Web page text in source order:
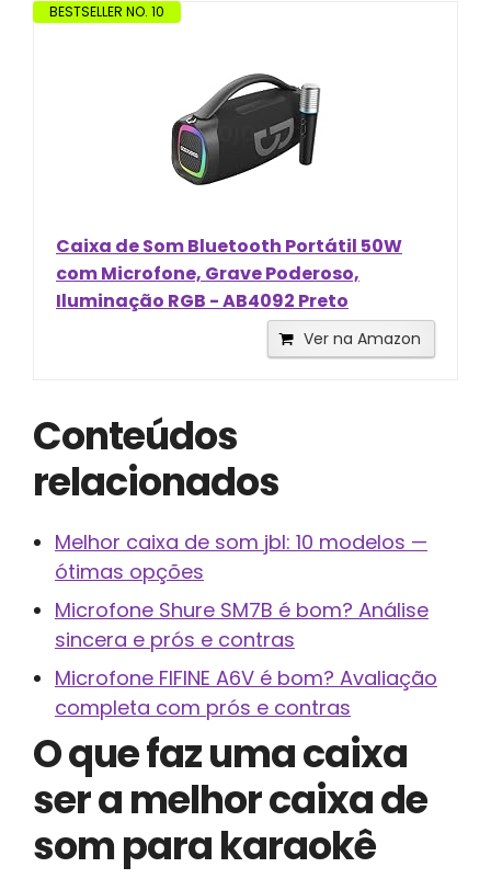
BESTSELLER NO. 10
Caixa de Som Bluetooth Portátil 50W
com Microfone, Grave Poderoso,
Iluminação RGB - AB4092 Preto
Ver na Amazon
Conteúdos
relacionados
Melhor caixa de som jbl: 10 modelos —
ótimas opções
Microfone Shure SM7B é bom? Análise
sincera e prós e contras
Microfone FIFINE A6V é bom? Avaliação
completa com prós e contras
O que faz uma caixa
ser a melhor caixa de
som para karaokê